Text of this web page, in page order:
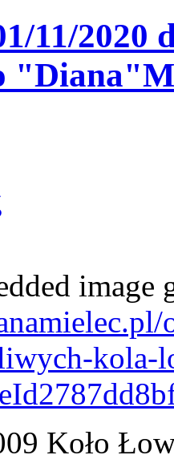
11/
image
kola-
Koło